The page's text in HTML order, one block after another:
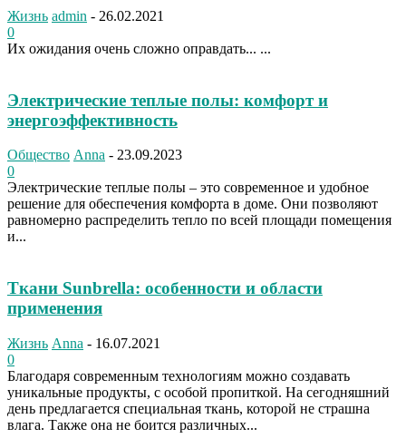
Жизнь admin - 26.02.2021
0
Их ожидания очень сложно оправдать... ...
Электрические теплые полы: комфорт и
энергоэффективность
Общество Anna - 23.09.2023
0
Электрические теплые полы – это современное и удобное
решение для обеспечения комфорта в доме. Они позволяют
равномерно распределить тепло по всей площади помещения
и...
Ткани Sunbrella: особенности и области
применения
Жизнь Anna - 16.07.2021
0
Благодаря современным технологиям можно создавать
уникальные продукты, с особой пропиткой. На сегодняшний
день предлагается специальная ткань, которой не страшна
влага. Также она не боится различных...